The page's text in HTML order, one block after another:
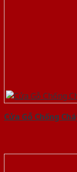
Cửa Gỗ Chống